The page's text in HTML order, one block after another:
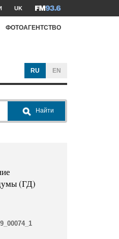
UK
ФОТОАГЕНТСТВО
RU EN
Найти
(ГД)